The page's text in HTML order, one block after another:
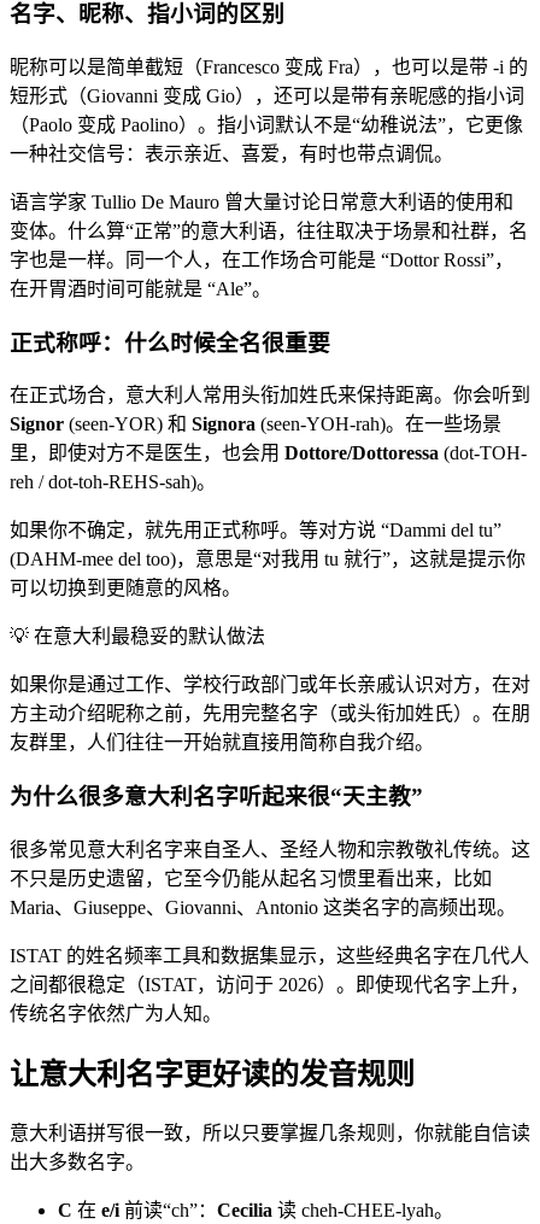
名字、昵称、指小词的区别
昵称可以是简单截短（Francesco 变成 Fra），也可以是带 -i 的
短形式（Giovanni 变成 Gio），还可以是带有亲昵感的指小词
（Paolo 变成 Paolino）。指小词默认不是“幼稚说法”，它更像
一种社交信号：表示亲近、喜爱，有时也带点调侃。
语言学家 Tullio De Mauro 曾大量讨论日常意大利语的使用和
变体。什么算“正常”的意大利语，往往取决于场景和社群，名
字也是一样。同一个人，在工作场合可能是 “Dottor Rossi”，
在开胃酒时间可能就是 “Ale”。
正式称呼：什么时候全名很重要
在正式场合，意大利人常用头衔加姓氏来保持距离。你会听到
Signor (seen-YOR) 和 Signora (seen-YOH-rah)。在一些场景
里，即使对方不是医生，也会用 Dottore/Dottoressa (dot-TOH-
reh / dot-toh-REHS-sah)。
如果你不确定，就先用正式称呼。等对方说 “Dammi del tu”
(DAHM-mee del too)，意思是“对我用 tu 就行”，这就是提示你
可以切换到更随意的风格。
💡 在意大利最稳妥的默认做法
如果你是通过工作、学校行政部门或年长亲戚认识对方，在对
方主动介绍昵称之前，先用完整名字（或头衔加姓氏）。在朋
友群里，人们往往一开始就直接用简称自我介绍。
为什么很多意大利名字听起来很“天主教”
很多常见意大利名字来自圣人、圣经人物和宗教敬礼传统。这
不只是历史遗留，它至今仍能从起名习惯里看出来，比如
Maria、Giuseppe、Giovanni、Antonio 这类名字的高频出现。
ISTAT 的姓名频率工具和数据集显示，这些经典名字在几代人
之间都很稳定（ISTAT，访问于 2026）。即使现代名字上升，
传统名字依然广为人知。
让意大利名字更好读的发音规则
意大利语拼写很一致，所以只要掌握几条规则，你就能自信读
出大多数名字。
C 在 e/i 前读“ch”： Cecilia 读 cheh-CHEE-lyah。